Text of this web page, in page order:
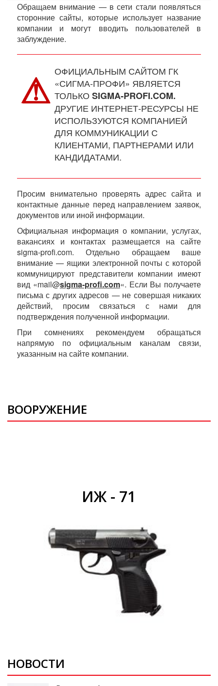
Обращаем внимание — в сети стали появляться
сторонние сайты, которые использует название
компании и могут вводить пользователей в
заблуждение.
⚠︎ ОФИЦИАЛЬНЫМ САЙТОМ ГК
«СИГМА-ПРОФИ» ЯВЛЯЕТСЯ
ТОЛЬКО SIGMA-PROFI.COM.
ДРУГИЕ ИНТЕРНЕТ-РЕСУРСЫ НЕ
ИСПОЛЬЗУЮТСЯ КОМПАНИЕЙ
ДЛЯ КОММУНИКАЦИИ С
КЛИЕНТАМИ, ПАРТНЕРАМИ ИЛИ
КАНДИДАТАМИ.
Просим внимательно проверять адрес сайта и
контактные данные перед направлением заявок,
документов или иной информации.
Официальная информация о компании, услугах,
вакансиях и контактах размещается на сайте
sigma-profi.com. Отдельно обращаем ваше
внимание — ящики электронной почты с которой
коммуницируют представители компании имеют
вид «mail@sigma-profi.com«. Если Вы получаете
письма с других адресов — не совершая никаких
действий, просим связаться с нами для
подтверждения полученной информации.
При сомнениях рекомендуем обращаться
напрямую по официальным каналам связи,
указанным на сайте компании.
ВООРУЖЕНИЕ
ИЖ - 71
НОВОСТИ